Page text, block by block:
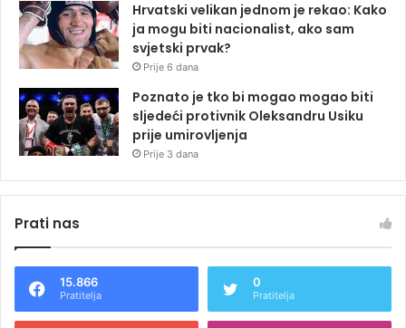
Hrvatski velikan jednom je rekao: Kako
ja mogu biti nacionalist, ako sam
svjetski prvak?
Prije 6 dana
Poznato je tko bi mogao mogao biti
sljedeći protivnik Oleksandru Usiku
prije umirovljenja
Prije 3 dana
Prati nas
15.866
Pratitelja
0
Pratitelja